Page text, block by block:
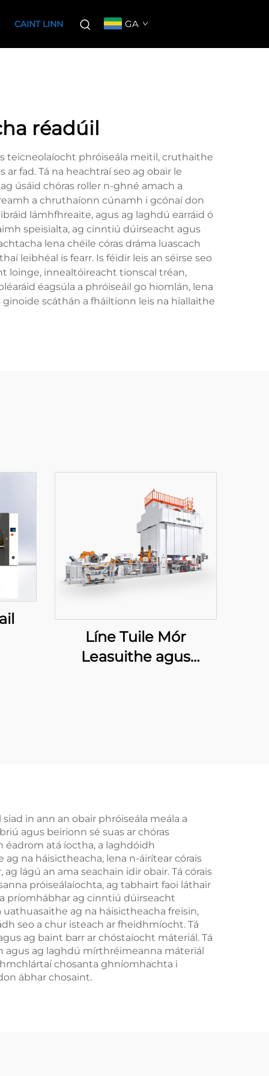
CAINT LINN GA
réadúil
teicneolaíocht phróiseála meitil, cruthaithe
fad. Tá na heachtraí seo ag obair le
úsáid chóras roller n-ghné amach a
a chruthaíonn cúnamh i gcónaí don
lámhfhreaite, agus ag laghdú earráid ó
speisialta, ag cinntiú dúirseacht agus
lena chéile córas dráma luascach
leibhéal is fearr. Is féidir leis an séirse seo
loinge, innealtóireacht tionscal tréan,
éagsúla a phróiseáil go hiomlán, lena
scáthán a fháiltíonn leis na hiallaithe
Líne Tuile Mór
Leasuithe agus
in ann an obair phróiseála meála a
agus beirionn sé suas ar chóras
atá íoctha, a laghdóidh
na háisictheacha, lena n-áirítear córais
lágú an ama seachain idir obair. Tá córais
próiseálaíochta, ag tabhairt faoi láthair
príomhábhar ag cinntiú dúirseacht
ag na háisictheacha freisin,
seo a chur isteach ar fheidhmíocht. Tá
ag baint barr ar chóstaíocht máteriál. Tá
ag laghdú mírthréimeanna máteriál
chosanta ghníomhachta i
ábhar chosaint.